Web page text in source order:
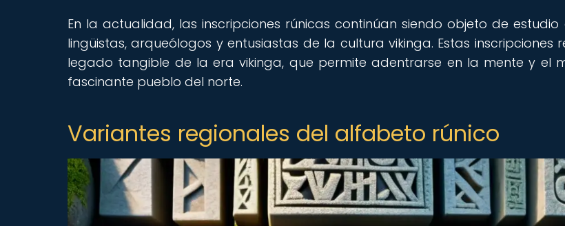
En la actualidad, las inscripciones rúnicas continúan siendo objeto de
lingüistas, arqueólogos y entusiastas de la cultura vikinga. Estas inscripciones
legado tangible de la era vikinga, que permite adentrarse en la mente y el
fascinante pueblo del norte.
Variantes regionales del alfabeto rúnico